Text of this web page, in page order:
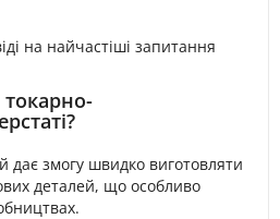
на найчастіші запитання
токарно-
дає змогу швидко виготовляти
деталей, що особливо